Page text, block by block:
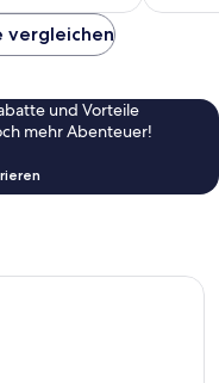
vergleichen
und Vorteile
mehr Abenteuer!